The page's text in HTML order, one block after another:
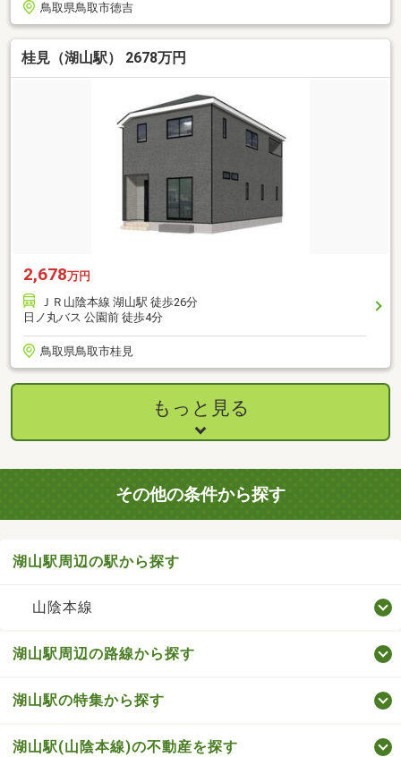
鳥取県鳥取市徳吉
桂見（湖山駅） 2678万円
2,678万円
ＪＲ山陰本線 湖山駅 徒歩26分
日ノ丸バス 公園前 徒歩4分
鳥取県鳥取市桂見
もっと見る
その他の条件から探す
湖山駅周辺の駅から探す
山陰本線
湖山駅周辺の路線から探す
湖山駅の特集から探す
湖山駅(山陰本線)の不動産を探す